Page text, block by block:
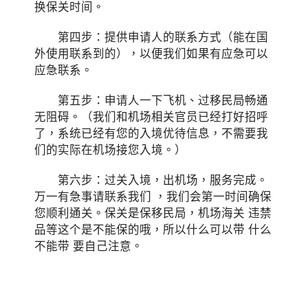
换保关时间。
第四步：提供申请人的联系方式（能在国
外使用联系到的），以便我们如果有应急可以
应急联系。
第五步：申请人一下飞机、过移民局畅通
无阻碍。（我们和机场相关官员已经打好招呼
了，系统已经有您的入境优待信息，不需要我
们的实际在机场接您入境。）
第六步：过关入境，出机场，服务完成。
万一有急事请联系我们 ，我们会第一时间确保
您顺利通关。保关是保移民局，机场海关 违禁
品等这个是不能保的哦，所以什么可以带 什么
不能带 要自己注意。